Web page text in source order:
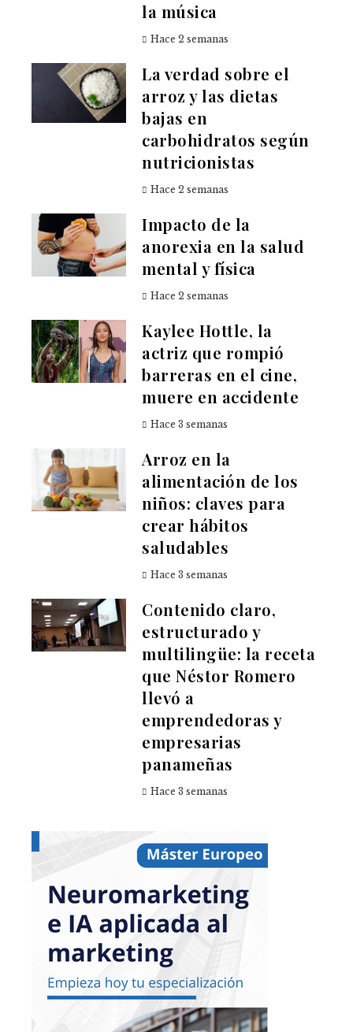
la música
Hace 2 semanas
La verdad sobre el
arroz y las dietas
bajas en
carbohidratos según
nutricionistas
Hace 2 semanas
Impacto de la
anorexia en la salud
mental y física
Hace 2 semanas
Kaylee Hottle, la
actriz que rompió
barreras en el cine,
muere en accidente
Hace 3 semanas
Arroz en la
alimentación de los
niños: claves para
crear hábitos
saludables
Hace 3 semanas
Contenido claro,
estructurado y
multilingüe: la receta
que Néstor Romero
llevó a
emprendedoras y
empresarias
panameñas
Hace 3 semanas